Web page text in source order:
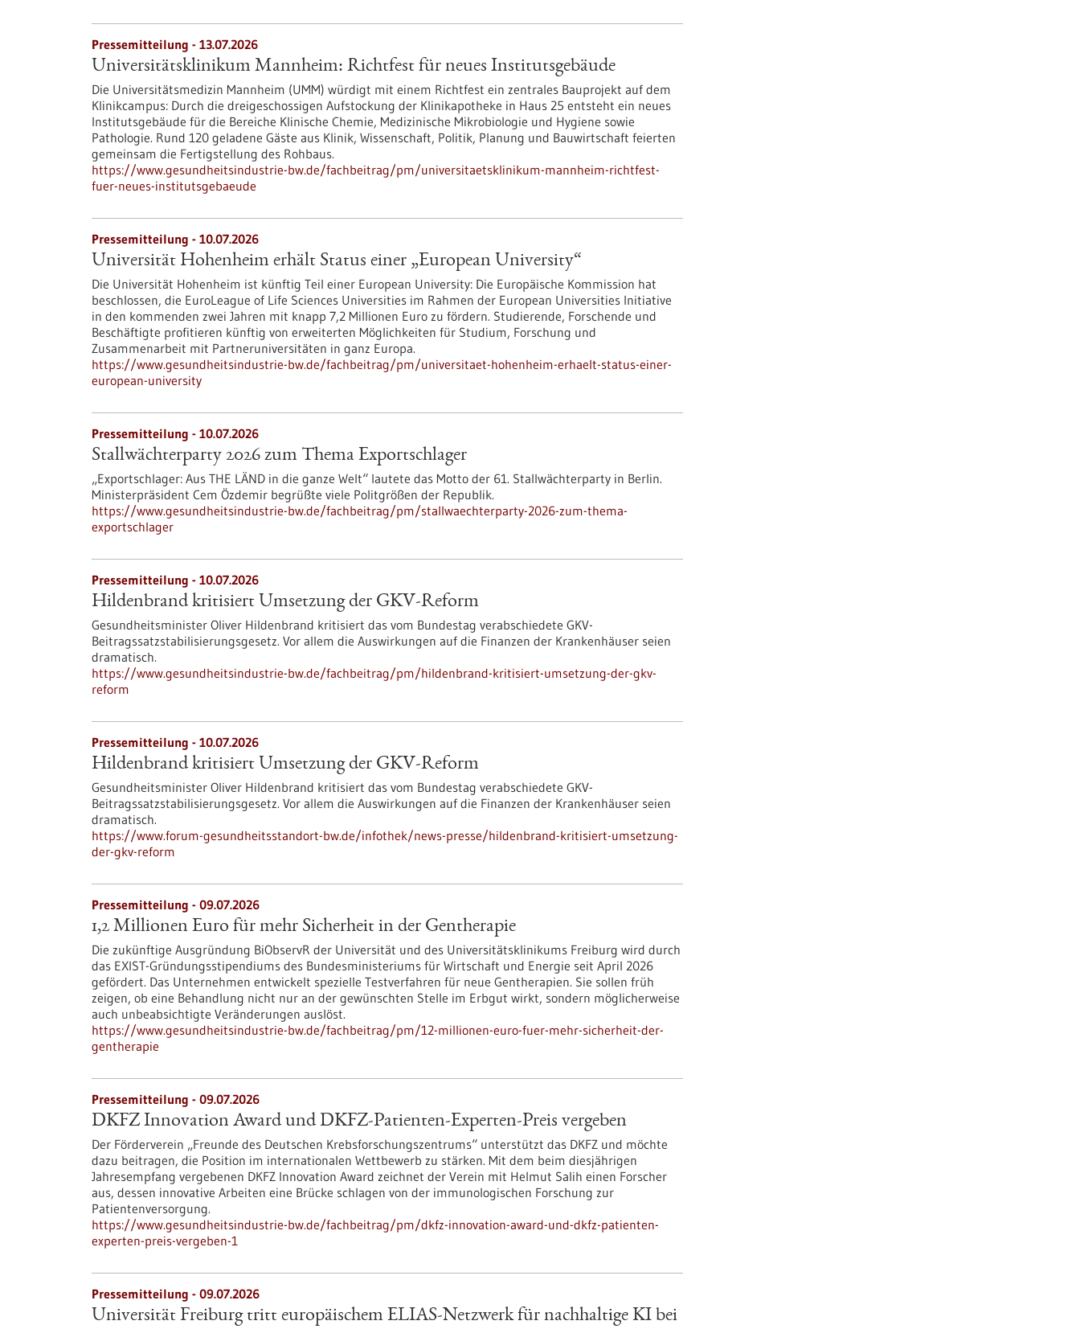
Pressemitteilung - 13.07.2026
Universitätsklinikum Mannheim: Richtfest für neues Institutsgebäude
Die Universitätsmedizin Mannheim (UMM) würdigt mit einem Richtfest ein zentrales Bauprojekt auf dem
Klinikcampus: Durch die dreigeschossigen Aufstockung der Klinikapotheke in Haus 25 entsteht ein neues
Institutsgebäude für die Bereiche Klinische Chemie, Medizinische Mikrobiologie und Hygiene sowie
Pathologie. Rund 120 geladene Gäste aus Klinik, Wissenschaft, Politik, Planung und Bauwirtschaft feierten
gemeinsam die Fertigstellung des Rohbaus.
https://www.gesundheitsindustrie-bw.de/fachbeitrag/pm/universitaetsklinikum-mannheim-richtfest-
fuer-neues-institutsgebaeude
Pressemitteilung - 10.07.2026
Universität Hohenheim erhält Status einer „European University“
Die Universität Hohenheim ist künftig Teil einer European University: Die Europäische Kommission hat
beschlossen, die EuroLeague of Life Sciences Universities im Rahmen der European Universities Initiative
in den kommenden zwei Jahren mit knapp 7,2 Millionen Euro zu fördern. Studierende, Forschende und
Beschäftigte profitieren künftig von erweiterten Möglichkeiten für Studium, Forschung und
Zusammenarbeit mit Partneruniversitäten in ganz Europa.
https://www.gesundheitsindustrie-bw.de/fachbeitrag/pm/universitaet-hohenheim-erhaelt-status-einer-
european-university
Pressemitteilung - 10.07.2026
Stallwächterparty 2026 zum Thema Exportschlager
„Exportschlager: Aus THE LÄND in die ganze Welt“ lautete das Motto der 61. Stallwächterparty in Berlin.
Ministerpräsident Cem Özdemir begrüßte viele Politgrößen der Republik.
https://www.gesundheitsindustrie-bw.de/fachbeitrag/pm/stallwaechterparty-2026-zum-thema-
exportschlager
Pressemitteilung - 10.07.2026
Hildenbrand kritisiert Umsetzung der GKV-Reform
Gesundheitsminister Oliver Hildenbrand kritisiert das vom Bundestag verabschiedete GKV-
Beitragssatzstabilisierungsgesetz. Vor allem die Auswirkungen auf die Finanzen der Krankenhäuser seien
dramatisch.
https://www.gesundheitsindustrie-bw.de/fachbeitrag/pm/hildenbrand-kritisiert-umsetzung-der-gkv-
reform
Pressemitteilung - 10.07.2026
Hildenbrand kritisiert Umsetzung der GKV-Reform
Gesundheitsminister Oliver Hildenbrand kritisiert das vom Bundestag verabschiedete GKV-
Beitragssatzstabilisierungsgesetz. Vor allem die Auswirkungen auf die Finanzen der Krankenhäuser seien
dramatisch.
https://www.forum-gesundheitsstandort-bw.de/infothek/news-presse/hildenbrand-kritisiert-umsetzung-
der-gkv-reform
Pressemitteilung - 09.07.2026
1,2 Millionen Euro für mehr Sicherheit in der Gentherapie
Die zukünftige Ausgründung BiObservR der Universität und des Universitätsklinikums Freiburg wird durch
das EXIST-Gründungsstipendiums des Bundesministeriums für Wirtschaft und Energie seit April 2026
gefördert. Das Unternehmen entwickelt spezielle Testverfahren für neue Gentherapien. Sie sollen früh
zeigen, ob eine Behandlung nicht nur an der gewünschten Stelle im Erbgut wirkt, sondern möglicherweise
auch unbeabsichtigte Veränderungen auslöst.
https://www.gesundheitsindustrie-bw.de/fachbeitrag/pm/12-millionen-euro-fuer-mehr-sicherheit-der-
gentherapie
Pressemitteilung - 09.07.2026
DKFZ Innovation Award und DKFZ-Patienten-Experten-Preis vergeben
Der Förderverein „Freunde des Deutschen Krebsforschungszentrums“ unterstützt das DKFZ und möchte
dazu beitragen, die Position im internationalen Wettbewerb zu stärken. Mit dem beim diesjährigen
Jahresempfang vergebenen DKFZ Innovation Award zeichnet der Verein mit Helmut Salih einen Forscher
aus, dessen innovative Arbeiten eine Brücke schlagen von der immunologischen Forschung zur
Patientenversorgung.
https://www.gesundheitsindustrie-bw.de/fachbeitrag/pm/dkfz-innovation-award-und-dkfz-patienten-
experten-preis-vergeben-1
Pressemitteilung - 09.07.2026
Universität Freiburg tritt europäischem ELIAS-Netzwerk für nachhaltige KI bei